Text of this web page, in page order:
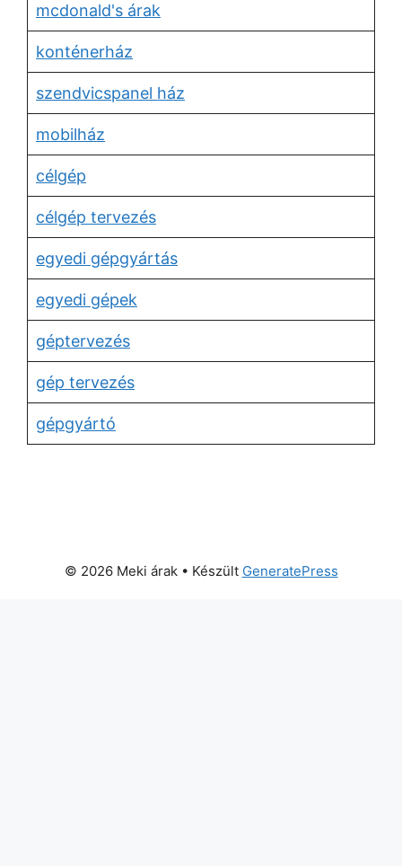
mcdonald's árak
konténerház
szendvicspanel ház
mobilház
célgép
célgép tervezés
egyedi gépgyártás
egyedi gépek
géptervezés
gép tervezés
gépgyártó
© 2026 Meki árak• Készült GeneratePress